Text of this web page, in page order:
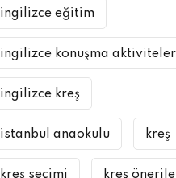
ingilizce eğitim
ingilizce konuşma
ingilizce kreş
istanbul anaokulu kreş
kreş seçimi kreş